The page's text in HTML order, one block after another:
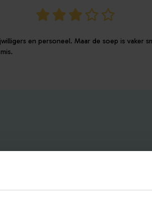
en personeel. Maar de soep is vaker